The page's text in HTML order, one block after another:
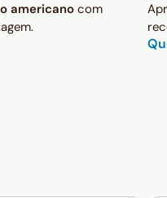
americanocom